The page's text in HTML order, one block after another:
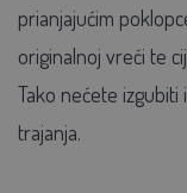
prianjajućim
originalnoj vreći te
Tako nećete
trajanja.